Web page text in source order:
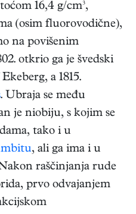
16,4 g/cm³,
(osim fluorovodične),
na povišenim
otkrio ga je švedski
a 1815.
. Ubraja se među
je niobiju, s kojim se
tako i u
, ali ga ima i u
raščinjanja rude
prvo odvajanjem